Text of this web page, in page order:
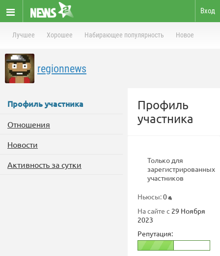
Вход
Лучшее Хорошее Набирающее популярность Новое
regionnews
Профиль участника
Отношения
Новости
Активность за сутки
Профиль
участника
Только для
зарегистрированных
участников
Ньюсы:0
На сайте с 29 Ноября
2023
Репутация: